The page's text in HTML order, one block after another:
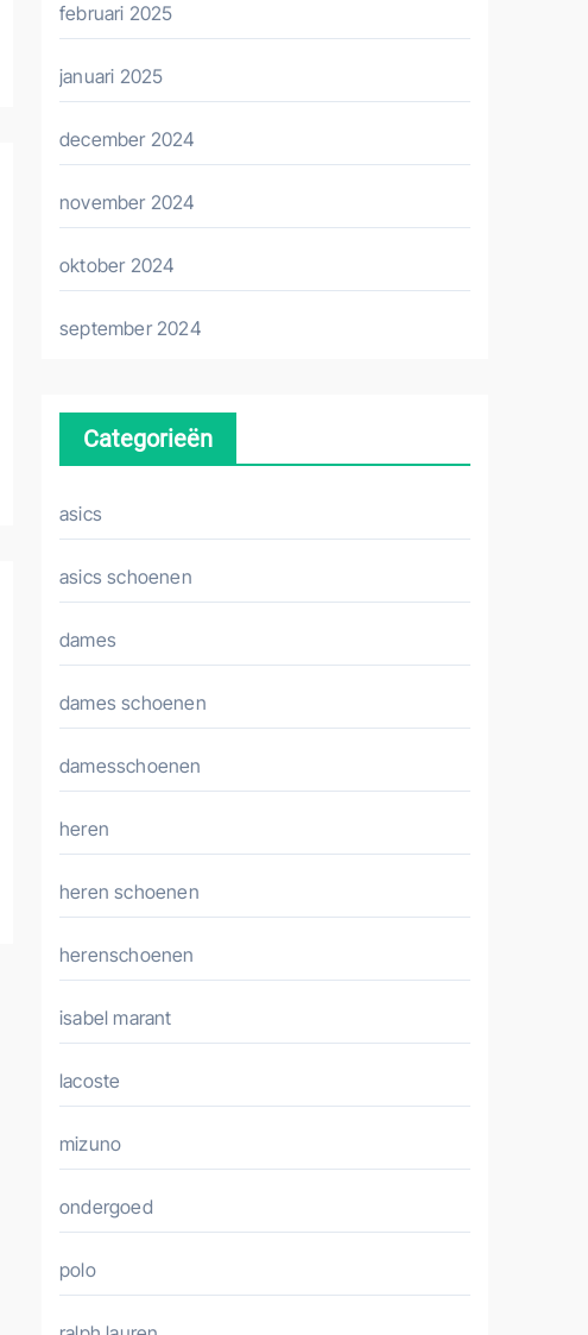
februari 2025
januari 2025
december 2024
november 2024
oktober 2024
september 2024
Categorieën
asics
asics schoenen
dames
dames schoenen
damesschoenen
heren
heren schoenen
herenschoenen
isabel marant
lacoste
mizuno
ondergoed
polo